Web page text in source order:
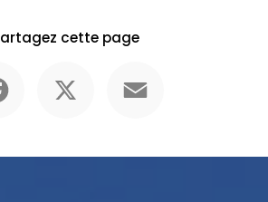
cette page